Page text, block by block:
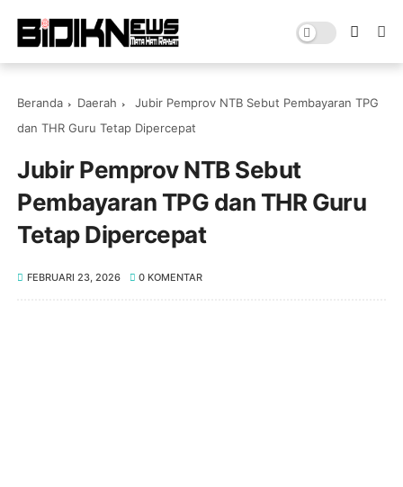
Beranda Daerah
Jubir Pemprov NTB Sebut Pembayaran TPG
dan THR Guru Tetap Dipercepat
Jubir Pemprov NTB Sebut
Pembayaran TPG dan THR Guru
Tetap Dipercepat
FEBRUARI 23, 2026 0 KOMENTAR